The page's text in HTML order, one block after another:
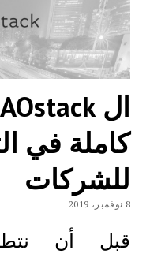
كاملة في
للشركات
8 نوفمبر، 2019
قبل أن